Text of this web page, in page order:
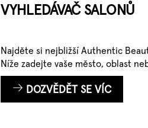
VYHLEDÁVAČ SALONŮ
Najděte si nejbližší Authentic
Níže zadejte vaše město, oblast
DOZVĚDĚT SE VÍC